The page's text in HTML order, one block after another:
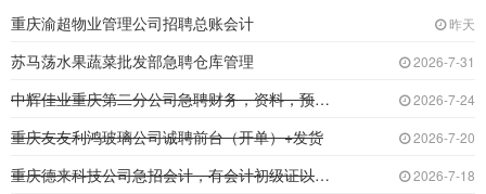
重庆渝超物业管理公司招聘总账会计
昨天
苏马荡水果蔬菜批发部急聘仓库管理 2026-7-31
中辉佳业重庆第二分公司急聘财务，资料，预算， 2026-7-24
重庆友友利鸿玻璃公司诚聘前台（开单）+发货 2026-7-20
重庆德来科技公司急招会计，有会计初级证以上的 2026-7-18